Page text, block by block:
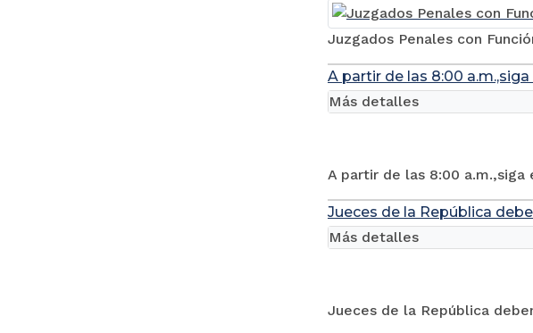
Juzgados Penales con
A partir de las 8:00
A partir de las 8:00
Más detalles
Jueces de la República
Jueces de la República
Más detalles